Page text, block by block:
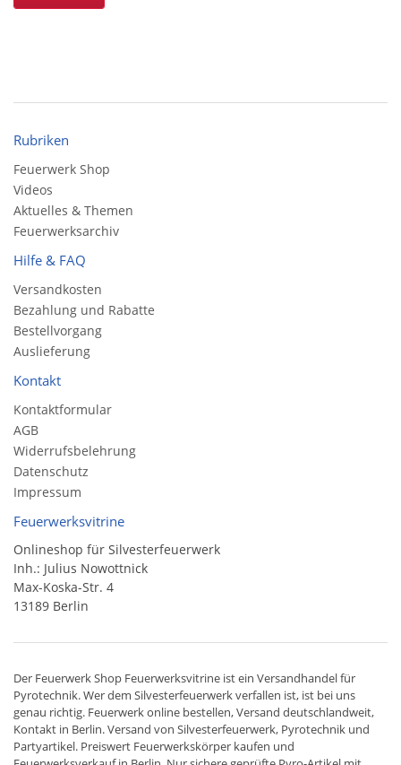
Rubriken
Feuerwerk Shop
Videos
Aktuelles & Themen
Feuerwerksarchiv
Hilfe & FAQ
Versandkosten
Bezahlung und Rabatte
Bestellvorgang
Auslieferung
Kontakt
Kontaktformular
AGB
Widerrufsbelehrung
Datenschutz
Impressum
Feuerwerksvitrine
Onlineshop für Silvesterfeuerwerk
Inh.: Julius Nowottnick
Max-Koska-Str. 4
13189 Berlin
Der Feuerwerk Shop Feuerwerksvitrine ist ein Versandhandelfür
Pyrotechnik. Wer dem Silvesterfeuerwerk verfallen ist, ist bei uns
genau richtig. Feuerwerk online bestellen,Versand deutschlandweit,
Kontakt in Berlin. Versand von Silvesterfeuerwerk, Pyrotechnik und
Partyartikel. Preiswert Feuerwerkskörper kaufen und